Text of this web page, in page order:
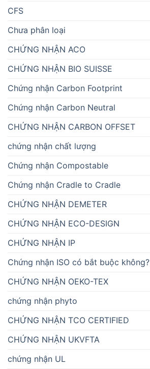
CFS
Chưa phân loại
CHỨNG NHẬN ACO
CHỨNG NHẬN BIO SUISSE
Chứng nhận Carbon Footprint
Chứng nhận Carbon Neutral
CHỨNG NHẬN CARBON OFFSET
chứng nhận chất lượng
Chứng nhận Compostable
Chứng nhận Cradle to Cradle
CHỨNG NHẬN DEMETER
CHỨNG NHẬN ECO-DESIGN
CHỨNG NHẬN IP
Chứng nhận ISO có bắt buộc không?
CHỨNG NHẬN OEKO-TEX
chứng nhận phyto
CHỨNG NHẬN TCO CERTIFIED
CHỨNG NHẬN UKVFTA
chứng nhận UL